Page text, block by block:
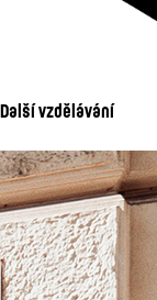
Další vzdělávání